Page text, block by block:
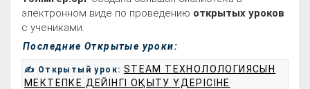
электронном виде по проведению открытых уроков
с учениками.
Последние Открытые уроки:
✍ Открытый урок: STEAM ТЕХНОЛОЛОГИЯСЫН
МЕКТЕПКЕ ДЕЙІНГІ ОҚЫТУ ҮДЕРІСІНЕ